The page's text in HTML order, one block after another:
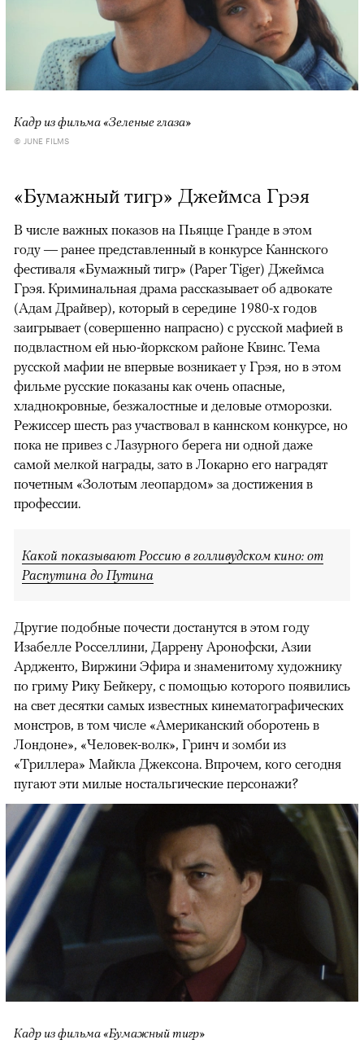
Кадр из фильма «Зеленые глаза»
© JUNE FILMS
«Бумажный тигр» Джеймса Грэя
В числе важных показов на Пьяцце Гранде в этом
году — ранее представленный в конкурсе Каннского
фестиваля «Бумажный тигр» (Paper Tiger) Джеймса
Грэя. Криминальная драма рассказывает об адвокате
(Адам Драйвер), который в середине 1980-х годов
заигрывает (совершенно напрасно) с русской мафией в
подвластном ей нью-йоркском районе Квинс. Тема
русской мафии не впервые возникает у Грэя, но в этом
фильме русские показаны как очень опасные,
хладнокровные, безжалостные и деловые отморозки.
Режиссер шесть раз участвовал в каннском конкурсе, но
пока не привез с Лазурного берега ни одной даже
самой мелкой награды, зато в Локарно его наградят
почетным «Золотым леопардом» за достижения в
профессии.
Какой показывают Россию в голливудском кино: от
Распутина до Путина
Другие подобные почести достанутся в этом году
Изабелле Росселлини, Даррену Аронофски, Азии
Ардженто, Виржини Эфира и знаменитому художнику
по гриму Рику Бейкеру, с помощью которого появились
на свет десятки самых известных кинематографических
монстров, в том числе «Американский оборотень в
Лондоне», «Человек-волк», Гринч и зомби из
«Триллера» Майкла Джексона. Впрочем, кого сегодня
пугают эти милые ностальгические персонажи?
Кадр из фильма «Бумажный тигр»